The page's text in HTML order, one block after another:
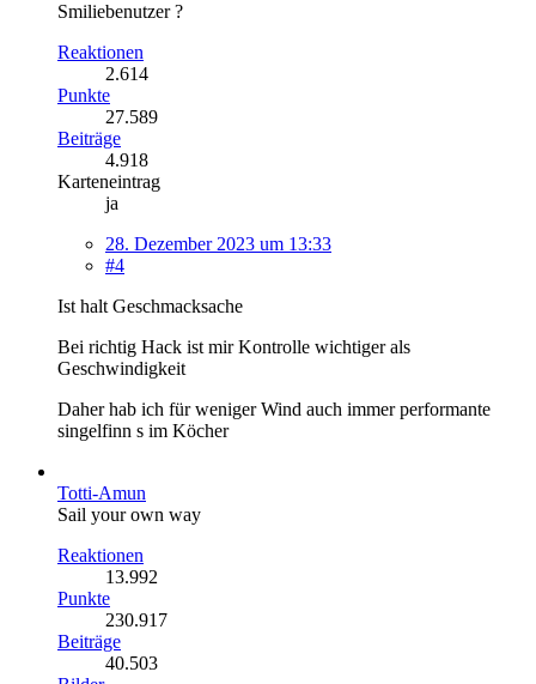
Smiliebenutzer ?
Reaktionen
2.614
Punkte
27.589
Beiträge
4.918
Karteneintrag
ja
28. Dezember 2023 um 13:33
#4
Ist halt Geschmacksache
Bei richtig Hack ist mir Kontrolle wichtiger als
Geschwindigkeit
Daher hab ich für weniger Wind auch immer performante
singelfinn s im Köcher
Totti-Amun
Sail your own way
Reaktionen
13.992
Punkte
230.917
Beiträge
40.503